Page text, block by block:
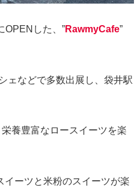
OPENした、”RawmyCafe”
ェなどで多数出展し、袋井駅
養豊富なロースイーツを楽
イーツと米粉のスイーツが楽